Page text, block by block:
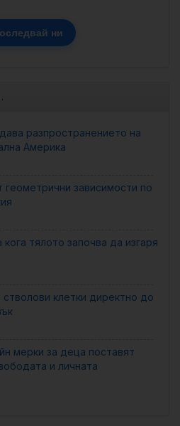
ни
разпространението на
Америка
геометрични зависимости по
тялото започва да изгаря
клетки директно до
мерки за деца поставят
и личната